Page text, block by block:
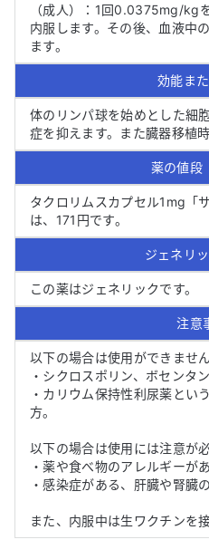
（成人）：1回0.0375mg/kg
内服します。その後、血液中
ます。
効能ま
体のリンパ球を始めとした細
症を抑えます。また臓器移植
薬の値段
タクロリムスカプセル1mg「
は、171円です。
ジェネリ
この薬はジェネリックです。
注意
以下の場合は使用ができません
・シクロスポリン、ボセンタ
・カリウム保持性利尿薬とい
方。
以下の場合は使用には注意が必
・薬や食べ物のアレルギーがあ
・感染症がある、肝臓や腎臓
また、内服中は生ワクチンを